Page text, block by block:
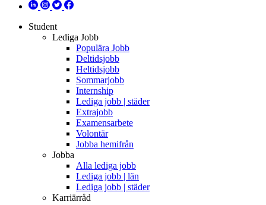
Student
Lediga Jobb
Populära Jobb
Deltidsjobb
Heltidsjobb
Sommarjobb
Internship
Lediga jobb | städer
Extrajobb
Examensarbete
Volontär
Jobba hemifrån
Jobba
Alla lediga jobb
Lediga jobb | län
Lediga jobb | städer
Karriärråd